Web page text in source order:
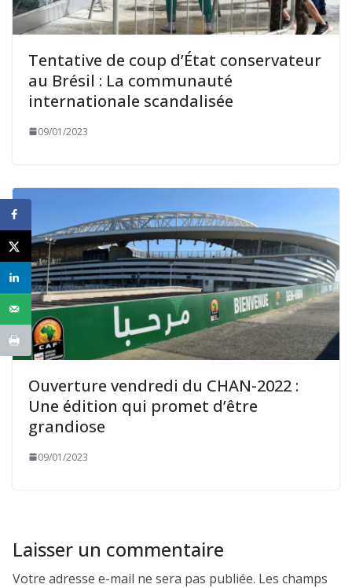
Tentative de coup d’État conservateur
au Brésil : La communauté
internationale scandalisée
09/01/2023
Ouverture vendredi du CHAN-2022 :
Une édition qui promet d’être
grandiose
09/01/2023
Laisser un commentaire
Votre adresse e-mail ne sera pas publiée. Les champs